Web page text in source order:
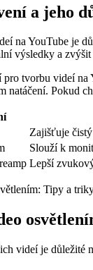
a jeho
na YouTube je
výsledky a
pro tvorbu videí
natáčení. Pokud
Zajišťuje
Slouží k
Lepší
videí je důležité